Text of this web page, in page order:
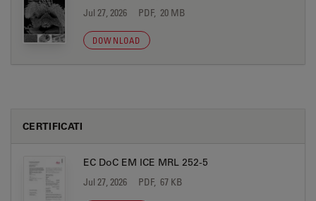
Jul 27, 2026 PDF, 20 MB
DOWNLOAD
CERTIFICATI
EC DoC EM ICE MRL 252-5
Jul 27, 2026 PDF, 67 KB